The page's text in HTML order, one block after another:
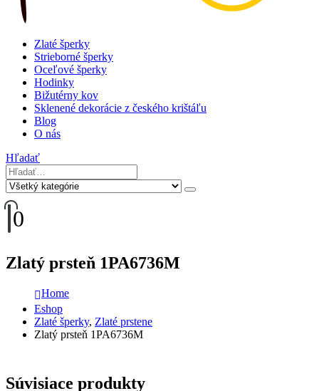
Zlaté šperky
Strieborné šperky
Oceľové šperky
Hodinky
Bižutérny kov
Sklenené dekorácie z českého krištáľu
Blog
O nás
Hľadať
0
Zlatý prsteň 1PA6736M
Home
Eshop
Zlaté šperky, Zlaté prstene
Zlatý prsteň 1PA6736M
Súvisiace produkty